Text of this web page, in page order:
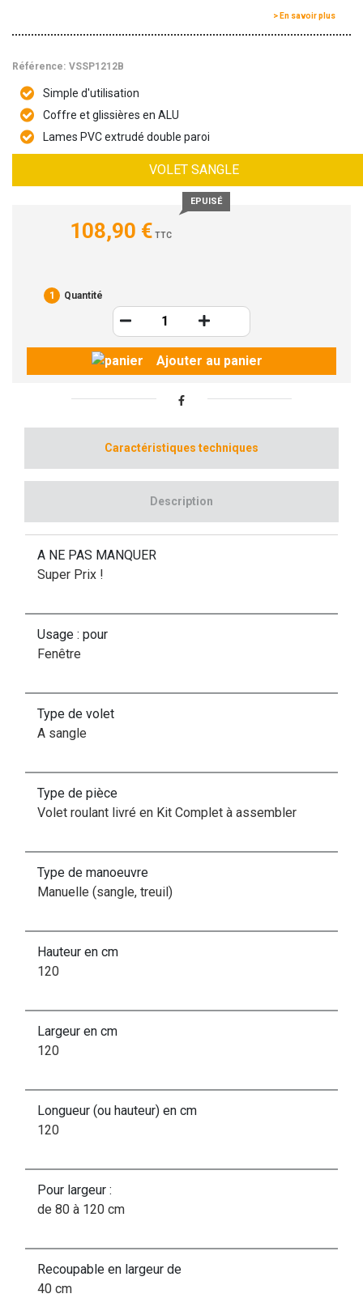
> En savoir plus
Référence: VSSP1212B
Simple d'utilisation
Coffre et glissières en ALU
Lames PVC extrudé double paroi
VOLET SANGLE
EPUISÉ
108,90 € TTC
1 Quantité
Ajouter au panier
Caractéristiques techniques
Description
A NE PAS MANQUER
Super Prix !
Usage : pour
Fenêtre
Type de volet
A sangle
Type de pièce
Volet roulant livré en Kit Complet à assembler
Type de manoeuvre
Manuelle (sangle, treuil)
Hauteur en cm
120
Largeur en cm
120
Longueur (ou hauteur) en cm
120
Pour largeur :
de 80 à 120 cm
Recoupable en largeur de
40 cm